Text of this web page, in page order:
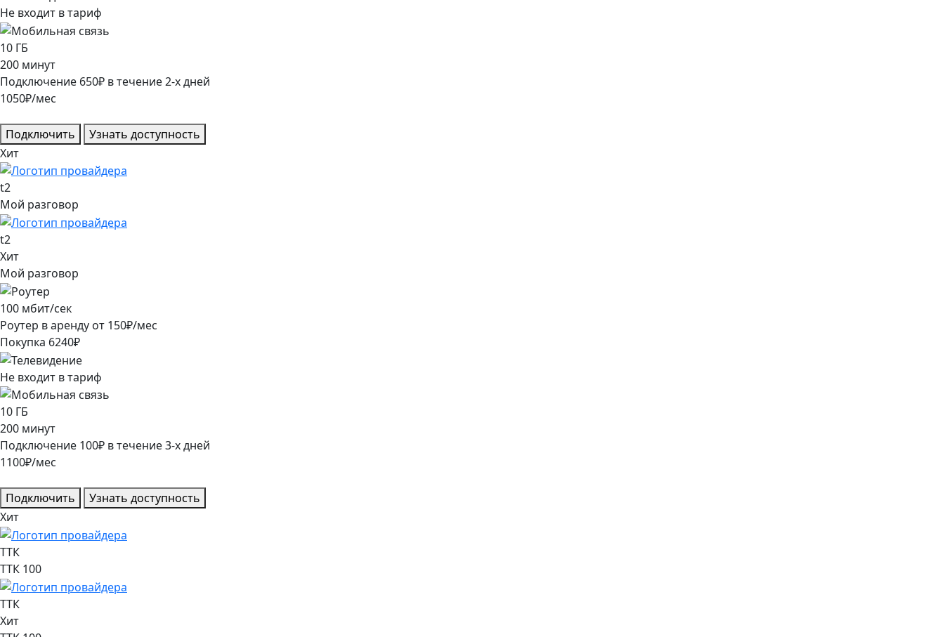
Не входит в тариф
10 ГБ
200 минут
Подключение 650₽ в течение2-х дней
1050₽/мес
Подключить
Узнать доступность
Хит
t2
Мой разговор
t2
Хит
Мой разговор
100 мбит/сек
Роутер в аренду от 150₽/мес
Покупка 6240₽
Не входит в тариф
10 ГБ
200 минут
Подключение 100₽ в течение3-х дней
1100₽/мес
Подключить
Узнать доступность
Хит
ТТК
ТТК 100
ТТК
Хит